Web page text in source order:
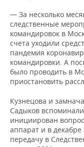
— За несколько
следственные
командировок в
счета уходили
пандемия
командировки. А
было проводить в
приостановить
Кузнецова и
Садыков
инициирован
аппарат и в
передачу в